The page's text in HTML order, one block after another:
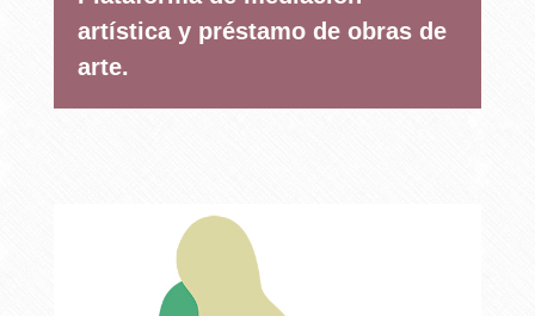
artística y préstamo de obras de
arte.